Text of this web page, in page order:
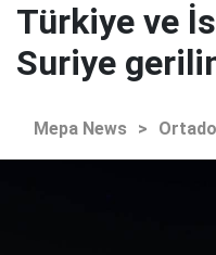
Türkiye ve
Suriye
Mepa News >